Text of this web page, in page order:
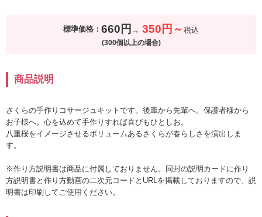
標準価格： 660円 350円～ 税込
(300個以上の場合)
商品説明
さくらの手作りコサージュキットです。後輩から先輩へ。保護者様から
お子様へ。心を込めて手作りすれば喜びもひとしお。
八重桜をイメージさせるボリュームあるさくらが春らしさを演出しま
す。
※作り方説明書は商品に付属しておりません。同封の説明カードに作り
方説明書と作り方動画の二次元コードとURLを掲載しておりますので、説
明書は印刷してご使用ください。